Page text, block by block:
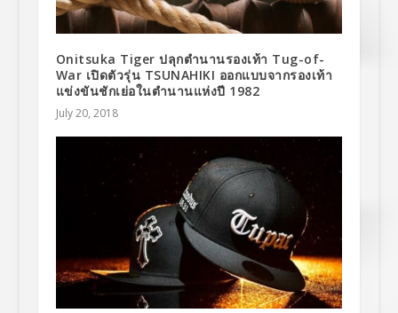
Onitsuka Tiger ปลุกตำนานรองเท้า Tug-of-
War เปิดตัวรุ่น TSUNAHIKI ออกแบบจากรองเท้า
แข่งขันชักเย่อในตำนานแห่งปี 1982
July 20, 2018